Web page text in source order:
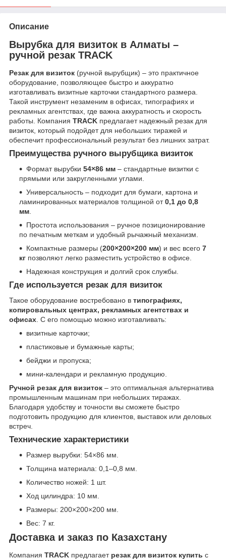
Описание
Вырубка для визиток в Алматы –
ручной резак TRACK
Резак для визиток (ручной вырубщик) – это практичное
оборудование, позволяющее быстро и аккуратно
изготавливать визитные карточки стандартного размера.
Такой инструмент незаменим в офисах, типографиях и
рекламных агентствах, где важна аккуратность и скорость
работы. Компания TRACK предлагает надежный резак для
визиток, который подойдет для небольших тиражей и
обеспечит профессиональный результат без лишних затрат.
Преимущества ручного вырубщика визиток
Формат вырубки 54×86 мм – стандартные визитки с
прямыми или закругленными углами.
Универсальность – подходит для бумаги, картона и
ламинированных материалов толщиной от0,1 до 0,8
мм.
Простота использования – ручное позиционирование
по печатным меткам и удобный рычажный механизм.
Компактные размеры (200×200×200 мм) и вес всего 7
кг позволяют легко разместить устройство в офисе.
Надежная конструкция и долгий срок службы.
Где используется резак для визиток
Такое оборудование востребовано в типографиях,
копировальных центрах, рекламных агентствах и
офисах . С его помощью можно изготавливать:
визитные карточки;
пластиковые и бумажные карты;
бейджи и пропуска;
мини-календари и рекламную продукцию.
Ручной резак для визиток – это оптимальная альтернатива
промышленным машинам при небольших тиражах.
Благодаря удобству и точности вы сможете быстро
подготовить продукцию для клиентов, выставок или деловых
встреч.
Технические характеристики
Размер вырубки: 54×86 мм.
Толщина материала: 0,1–0,8 мм.
Количество ножей: 1 шт.
Ход цилиндра: 10 мм.
Размеры: 200×200×200 мм.
Вес: 7 кг.
Доставка и заказ по Казахстану
Компания TRACK предлагает резак для визиток купить с